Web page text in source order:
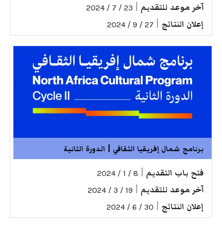
آخر موعد للتقديم 23 / 7 / 2024
إعلان النتائج 27 / 9 / 2024
برنامج شمال إفريقيا الثقافي | الدورة الثانية
فتح باب التقديم 8 / 1 / 2024
آخر موعد للتقديم 19 / 3 / 2024
إعلان النتائج 30 / 6 / 2024